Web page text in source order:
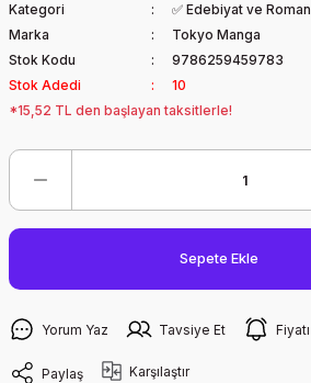
Kategori
✅ Edebiyat ve Roman
Marka
Tokyo Manga
Stok Kodu
9786259459783
Stok Adedi
10
*15,52 TL den başlayan taksitlerle!
Sepete Ekle
Yorum Yaz Tavsiye Et
Paylaş Karşılaştır